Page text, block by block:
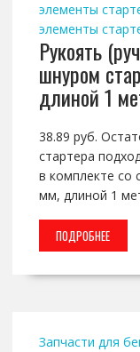
элементы
элементы
Рукоять
шнуром
длиной 1
38.89 руб.
стартера
в комплекте со
мм, длиной 1
ПОДРОБНЕЕ
Запчасти для